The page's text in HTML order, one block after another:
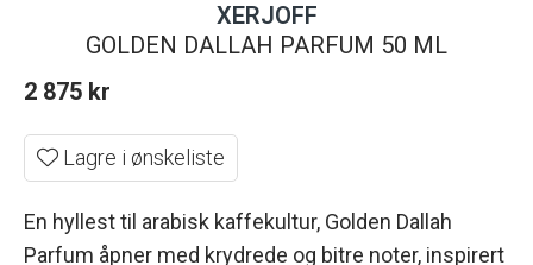
XERJOFF
GOLDEN DALLAH PARFUM 50 ML
2 875 kr
Lagre i ønskeliste
En hyllest til arabisk kaffekultur, Golden Dallah
Parfum åpner med krydrede og bitre noter, inspirert